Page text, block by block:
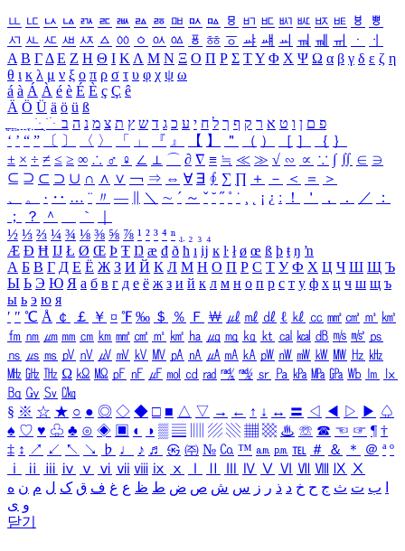
ㅥ ㅦ ㅧ ㅨ ㅩ ㅪ ㅫ ㅬ ㅭ ㅮ ㅯ ㅰ ㅱ ㅲ ㅳ ㅴ ㅵ ㅶ ㅷ ㅸ
ㅹ
ㅺ ㅻ ㅼ ㅽ ㅾ ㅿ ㆀ ㆁ ㆂ ㆃ ㆄ ㆅ ㆆ ㆇ ㆈ ㆉ ㆊ ㆋ ㆌ ㆍ
ㆎ
Α Β ΓΔ Ε Ζ Η Θ Ι ΚΛ Μ Ν Ξ Ο Π Ρ Σ ΤΥ Φ Χ Ψ Ω α β γ δ ε ζ η
θ ι κ λ μ ν ξ ο π ρ σ τ υ φ χ ψ ω
á à Á À é è É È ç Ç ê
Ä Ö Ü ä ö ü ß
ִֶֹ ֻּ ׁׂ פ ם ן ו ט א ר ק ף ך ל ח י ע כ ג ד ש ץ ת צ מ נ ה ב
‘ ’ “ ” 〔 〕 〈 〉 「 」 『 』 【 】 ＂ （ ） ［ ］ ｛ ｝
± × ÷ ≠ ≤ ≥ ∞ ∴ ♂ ♀ ∠ ⊥ ⌒ ∂ ∇ ≡ ≒ ≪ ≫ √ ∽ ∝ ∵ ∫ ∬ ∈ ∋
⊆ ⊇ ⊂ ⊃ ∪ ∩ ∧ ∨ ￢ ⇒ ⇔ ∀ ∃ ∮ ∑ ∏ ＋ － ＜ ＝
＞
、
。 · ‥ … ¨ 〃 ― ＼ ∼ ´ ～ ˇ ˘ ˝ ˚ ˙ ¸ ¡ ¿ ː ！ ＇ ， ． ／
：
；
？ ＾ ｀
½ ⅓ ⅔ ¼ ¾ ⅛ ⅜ ⅝ ⅞ ¹ ² ³ ⁴ ⁿ ₁ ₂ ₃ ₄
Æ Ð Ħ Ĳ Ł Ø Œ Þ Ŧ Ŋ æ đ ð ħ ı ĳ ĸ ŀ ł ø œ ß þ ŧ ŋ ŉ
А Б В Г Д Е Ё Ж З И Й К Л М Н О П Р С Т У Ф Х Ц Ч Ш Щ Ъ
Ы Ь Э Ю Я а б в г д е ё ж з и й к л м н о п р с т у ф х ц ч ш щ ъ
ы ь э ю я
′ ″ ℃ Å ￠ ￡ ￥ ¤ ℉ ‰ ＄ ％ Ｆ ￦ ㎕ ㎖ ㎗ ℓ ㎘ ㏄ ㎣ ㎤ ㎥ ㎦
㎙ ㎚ ㎛ ㎜ ㎝ ㎞ ㎟ ㎠ ㎡ ㎢ ㏊ ㎍ ㎎ ㎏ ㏏ ㎈ ㎉ ㏈ ㎧ ㎨ ㎰
㎱ ㎲ ㎳ ㎴ ㎵ ㎶ ㎷ ㎸ ㎹ ㎀ ㎁ ㎂ ㎃ ㎄ ㎺ ㎻ ㎽ ㎾ ㎿ ㎐ ㎑
㎒ ㎓ ㎔ Ω ㏀ ㏁ ㎊ ㎋ ㎌ ㏖ ㏅ ㎭ ㎮ ㎯ ㏛ ㎩ ㎪ ㎫ ㎬ ㏝ ㏐
㏓
㏃ ㏉ ㏜ ㏆
§ ※ ☆ ★ ○ ● ◎ ◇ ◆ □ ■ △ ▽ → ← ↑ ↓ ↔ 〓 ◁ ◀ ▷ ▶ ♤
♠ ♡ ♥ ♧ ♣ ⊙ ◈ ▣ ◐ ◑ ▒ ▤ ▨ ▧ ▦ ▩ ♨ ☏ ☎ ☜ ☞ ¶ †
‡ ↕ ↗ ↙ ↖ ↘ ♭ ♩ ♪ ♬ ㉿ ㈜ № ㏇ ™ ㏂ ㏘ ℡ ＃ ＆ ＊ ＠ ª º
ⅰ
ⅱ ⅲ ⅳ ⅴ ⅵ ⅶ ⅷ ⅸ ⅹ Ⅳ Ⅴ Ⅵ Ⅶ Ⅷ Ⅸ Ⅹ
ب ت ث ج ح خ د ذ ر ز س ش ص ض ط ظ ع غ ف ق ک ل م ن ه
و ی
닫기